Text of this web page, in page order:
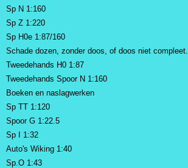
Sp N 1:160
Sp Z 1:220
Sp H0e 1:87/160
Schade dozen, zonder doos, of doos niet compleet.
Tweedehands H0 1:87
Tweedehands Spoor N 1:160
Boeken en naslagwerken
Sp TT 1:120
Spoor G 1:22.5
Sp I 1:32
Auto's Wiking 1:40
Sp.O 1:43